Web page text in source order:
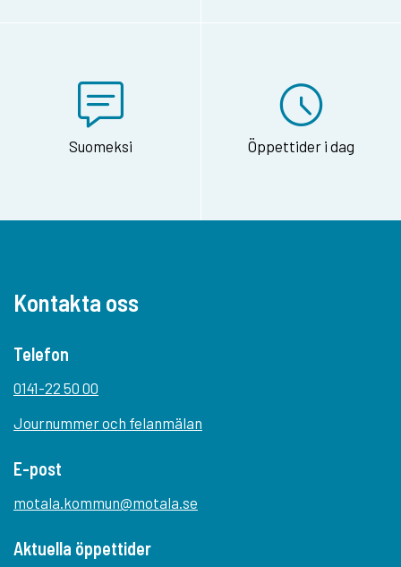
Suomeksi Öppettider i dag
Kontakta oss
Telefon
0141-22 50 00
Journummer och felanmälan
E-post
motala.kommun@motala.se
Aktuella öppettider